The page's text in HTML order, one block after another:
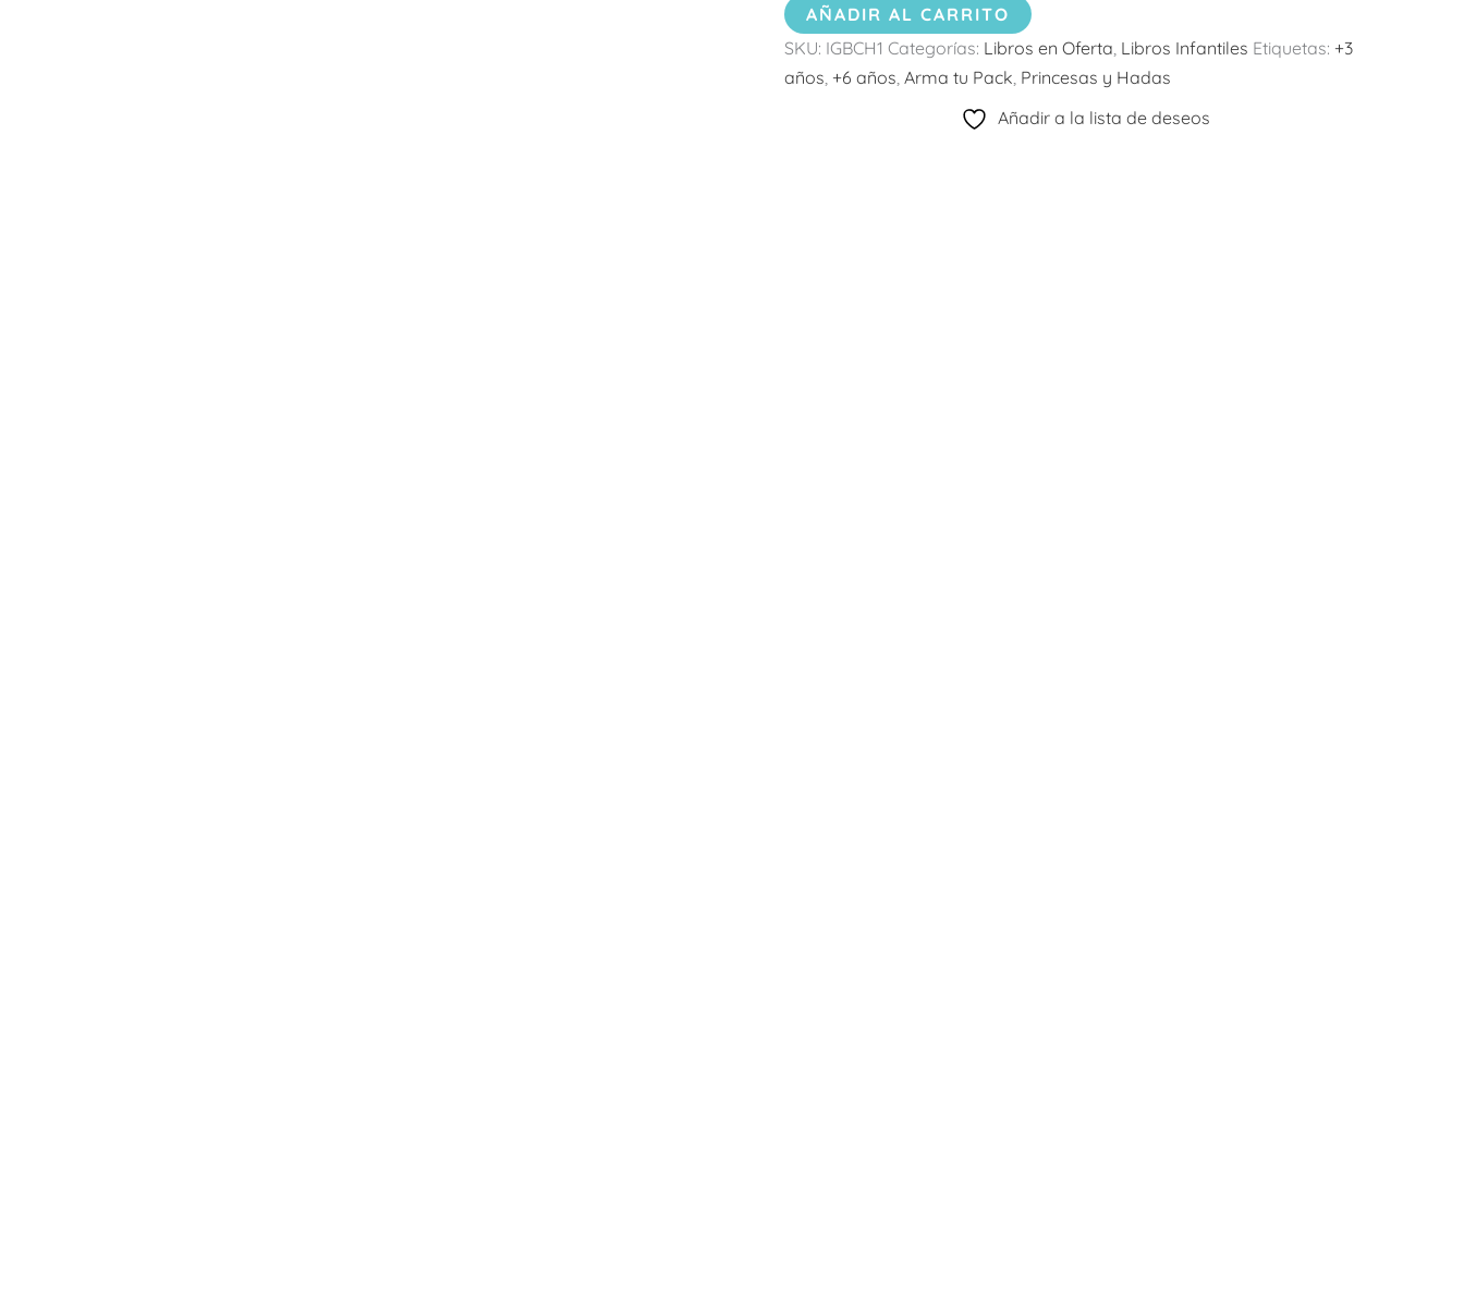
AÑADIR AL CARRITO
SKU: IGBCH1 Categorías: Libros en Oferta Libros Infantiles Etiquetas: +3
años +6 años Arma tu Pack Princesas y Hadas
Añadir a la lista de deseos